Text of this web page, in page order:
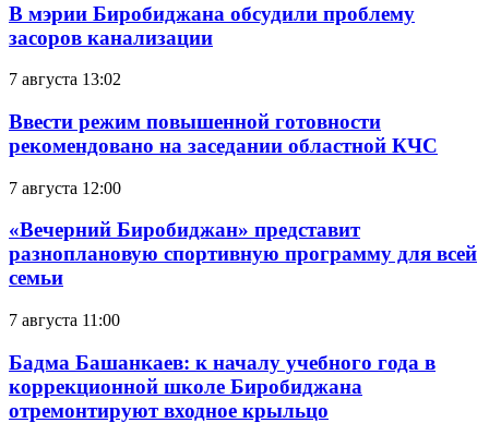
В мэрии Биробиджана обсудили проблему
засоров канализации
7 августа 13:02
Ввести режим повышенной готовности
рекомендовано на заседании областной КЧС
7 августа 12:00
«Вечерний Биробиджан» представит
разноплановую спортивную программу для всей
семьи
7 августа 11:00
Бадма Башанкаев: к началу учебного года в
коррекционной школе Биробиджана
отремонтируют входное крыльцо